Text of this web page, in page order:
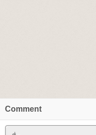
Comment